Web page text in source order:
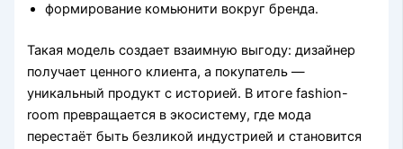
формирование комьюнити вокруг бренда.
Такая модель создает взаимную выгоду: дизайнер
получает ценного клиента, а покупатель —
уникальный продукт с историей. В итоге fashion-
room превращается в экосистему, где мода
перестаёт быть безликой индустрией и становится